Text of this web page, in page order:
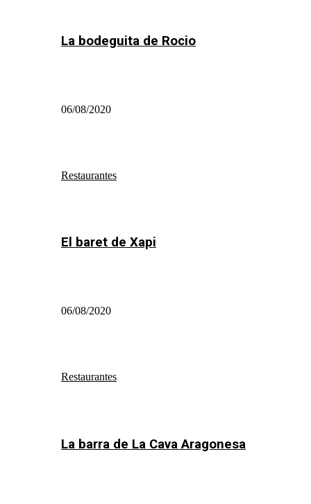
La bodeguita de Rocio
06/08/2020
Restaurantes
El baret de Xapi
06/08/2020
Restaurantes
La barra de La Cava Aragonesa